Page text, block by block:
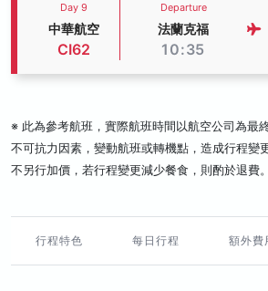
Day 9
中華航空
CI62
Departure
法蘭克福
10:35
※ 此為參考航班，實際航班時間以航空公司為最
不可抗力因素，變動航班或轉機點，造成行程變
不另行加價，若行程變更減少餐食，則酌於退費。
行程特色 每日行程 額外費